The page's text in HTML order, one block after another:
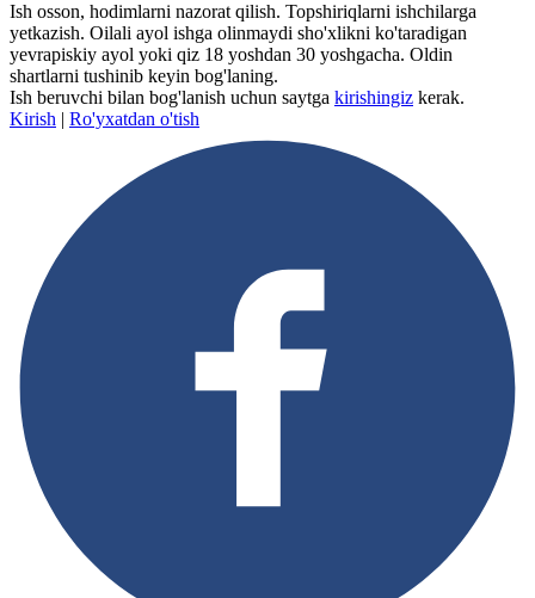
Ish osson, hodimlarni nazorat qilish. Topshiriqlarni ishchilarga
yetkazish. Oilali ayol ishga olinmaydi sho'xlikni ko'taradigan
yevrapiskiy ayol yoki qiz 18 yoshdan 30 yoshgacha. Oldin
shartlarni tushinib keyin bog'laning.
Ish beruvchi bilan bog'lanish uchun saytga kirishingiz kerak.
Kirish | Ro'yxatdan o'tish